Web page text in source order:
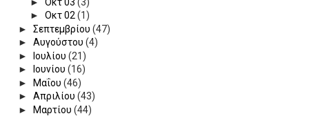
► Οκτ 02(1)
► Σεπτεμβρίου (47)
► Αυγούστου (4)
►
Ιουλίου (21)
►
Ιουνίου (16)
►
Μαΐου (46)
► Απριλίου (43)
►
Μαρτίου (44)